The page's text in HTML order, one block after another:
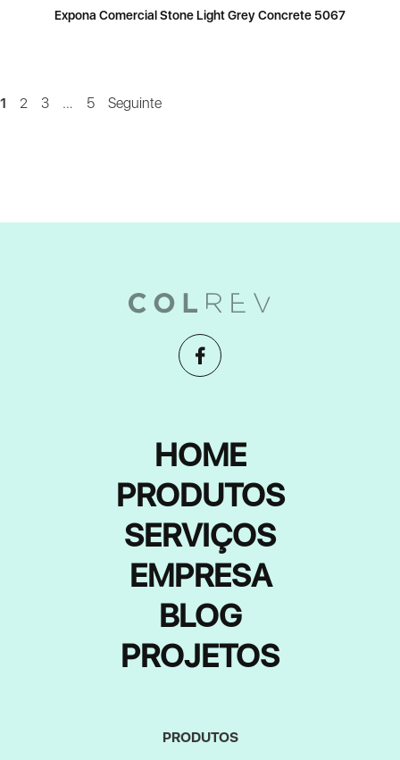
Expona Comercial Stone Light Grey Concrete 5067
1 2 3 … 5 Seguinte
HOME
PRODUTOS
SERVIÇOS
EMPRESA
BLOG
PROJETOS
PRODUTOS